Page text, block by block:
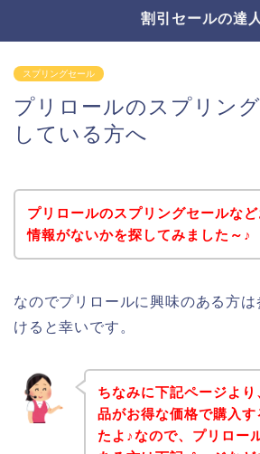
割引セールの達
スプリングセール
プリロールのスプリン
している方へ
プリロールのスプリングセールな
情報がないかを探してみました～♪
なのでプリロールに興味のある方
けると幸いです。
ちなみに下記ページよ
品がお得な価格で購入
たよ♪なので、プリロー